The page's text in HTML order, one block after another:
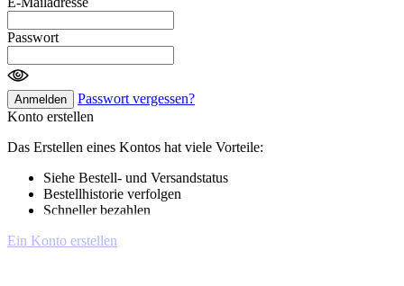
Passwort
Anmelden
Passwort vergessen?
Konto erstellen
Das Erstellen eines Kontos hat viele Vorteile:
Siehe Bestell- und Versandstatus
Bestellhistorie verfolgen
Schneller bezahlen
Ein Konto erstellen